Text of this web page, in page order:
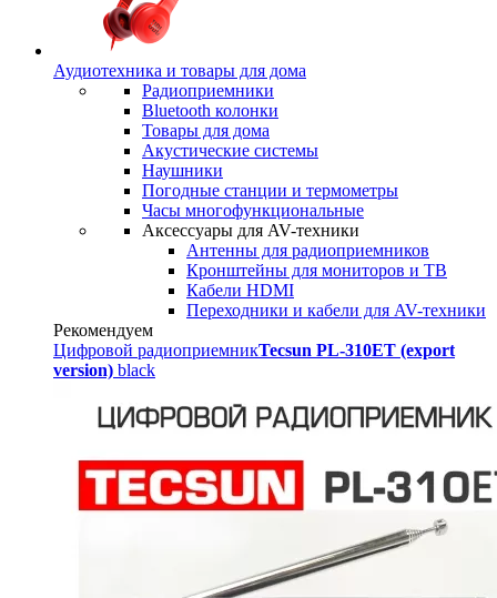
Аудиотехника и товары для дома
Радиоприемники
Bluetooth колонки
Товары для дома
Акустические системы
Наушники
Погодные станции и термометры
Часы многофункциональные
Аксессуары для AV-техники
Антенны для радиоприемников
Кронштейны для мониторов и ТВ
Кабели HDMI
Переходники и кабели для AV-техники
Рекомендуем
Цифровой радиоприемникTecsun PL-310ET (export
version) black